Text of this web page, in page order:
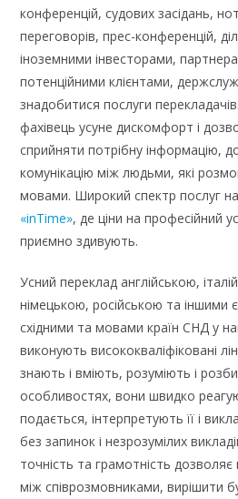
конференцій, судових засідань,
переговорів, прес-конференцій,
іноземними інвесторами,
потенційними клієнтами,
знадобитися послуги
фахівець усуне дискомфорт і
сприйняти потрібну інформацію,
комунікацію між людьми, які
мовами. Широкий спектр послуг
«inTime», де ціни на професійний
приємно здивують.
Усний переклад англійською,
німецькою, російською та іншими
східними та мовами країн СНД у
виконують висококваліфіковані
знають і вміють, розуміють і
особливостях, вони швидко
подається, інтерпретують її і
без запинок і незрозумілих
точність та грамотність
між співрозмовниками, вирішити